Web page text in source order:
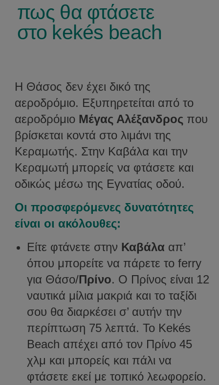
πως θα φτάσετε
στο kekés beach
Η Θάσος δεν έχει δικό της
αεροδρόμιο. Εξυπηρετείται από το
αεροδρόμιο Μέγας Αλέξανδρος που
βρίσκεται κοντά στο λιμάνι της
Κεραμωτής. Στην Καβάλα και την
Κεραμωτή μπορείς να φτάσετε και
οδικώς μέσω της Εγνατίας οδού.
Οι προσφερόμενες δυνατότητες
είναι οι ακόλουθες:
Είτε φτάνετε στην Καβάλα απ’
όπου μπορείτε να πάρετε το ferry
για Θάσο/Πρίνο. Ο Πρίνος είναι 12
ναυτικά μίλια μακριά και το ταξίδι
σου θα διαρκέσει σ’ αυτήν την
περίπτωση 75 λεπτά. Το Kekés
Beach απέχει από τον Πρίνο 45
χλμ και μπορείς και πάλι να
φτάσετε εκεί με τοπικό λεωφορείο.